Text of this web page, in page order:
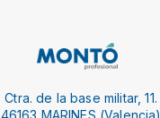
Ctra. de la base militar, 11.
46163 MARINES (Valencia)